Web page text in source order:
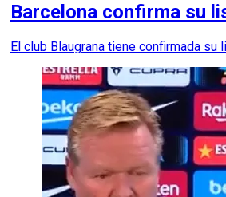
Barcelona confirma su
El club Blaugrana tiene confirmada